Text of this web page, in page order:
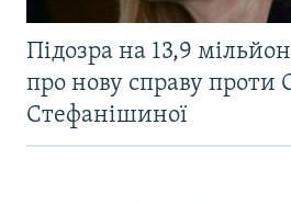
Підозра на 13,9
про нову справу проти
Стефанішиної